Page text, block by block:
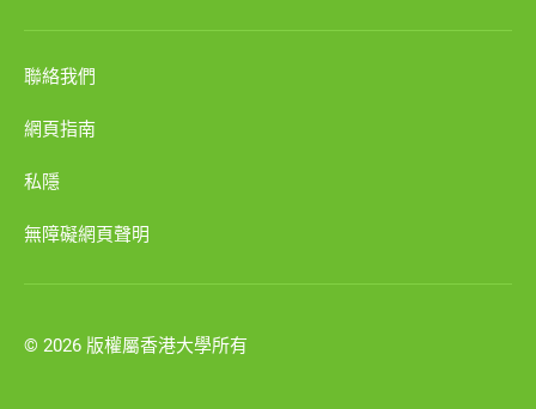
聯絡我們
網頁指南
私隱
無障礙網頁聲明
© 2026 版權屬香港大學所有